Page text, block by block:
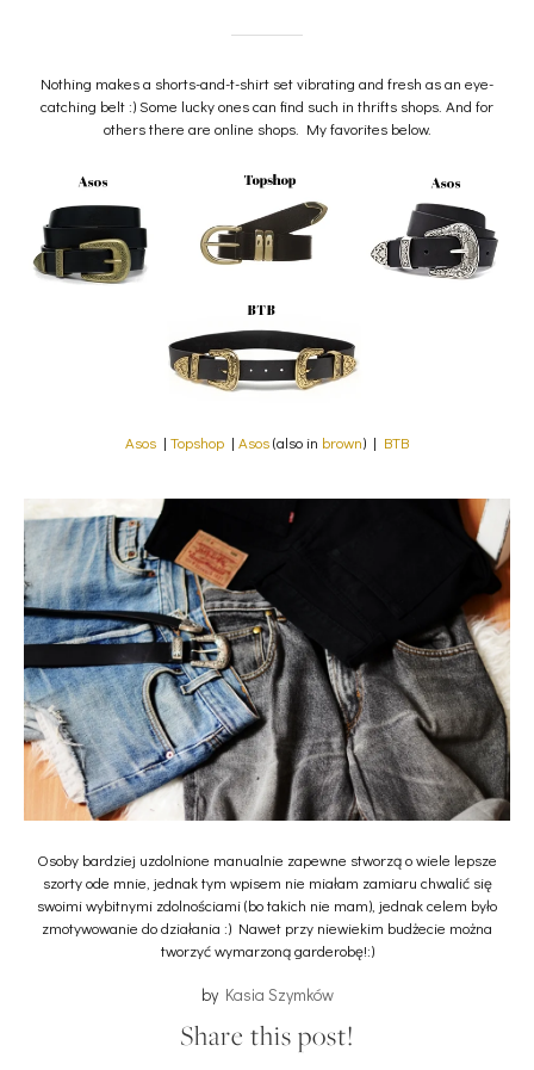
Nothing makes a shorts-and-t-shirt set vibrating and fresh as an eye-
catching belt :) Some lucky ones can find such in thrifts shops. And for
others there are online shops. My favorites below.
Asos | Topshop | Asos(also in brown) | BTB
Osoby bardziej uzdolnione manualnie zapewne stworzą o wiele lepsze
szorty ode mnie, jednak tym wpisem nie miałam zamiaru chwalić się
swoimi wybitnymi zdolnościami (bo takich nie mam), jednak celem było
zmotywowanie do działania :) Nawet przy niewiekim budżecie można
tworzyć wymarzoną garderobę!:)
by Kasia Szymków
Share this post!